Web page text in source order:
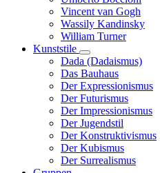
Vincent van Gogh
Wassily Kandinsky
William Turner
Kunststile
Unternavigation
von
Kunststile
Dada (Dadaismus)
Das Bauhaus
Der Expressionismus
Der Futurismus
Der Impressionismus
Der Jugendstil
Der Konstruktivismus
Der Kubismus
Der Surrealismus